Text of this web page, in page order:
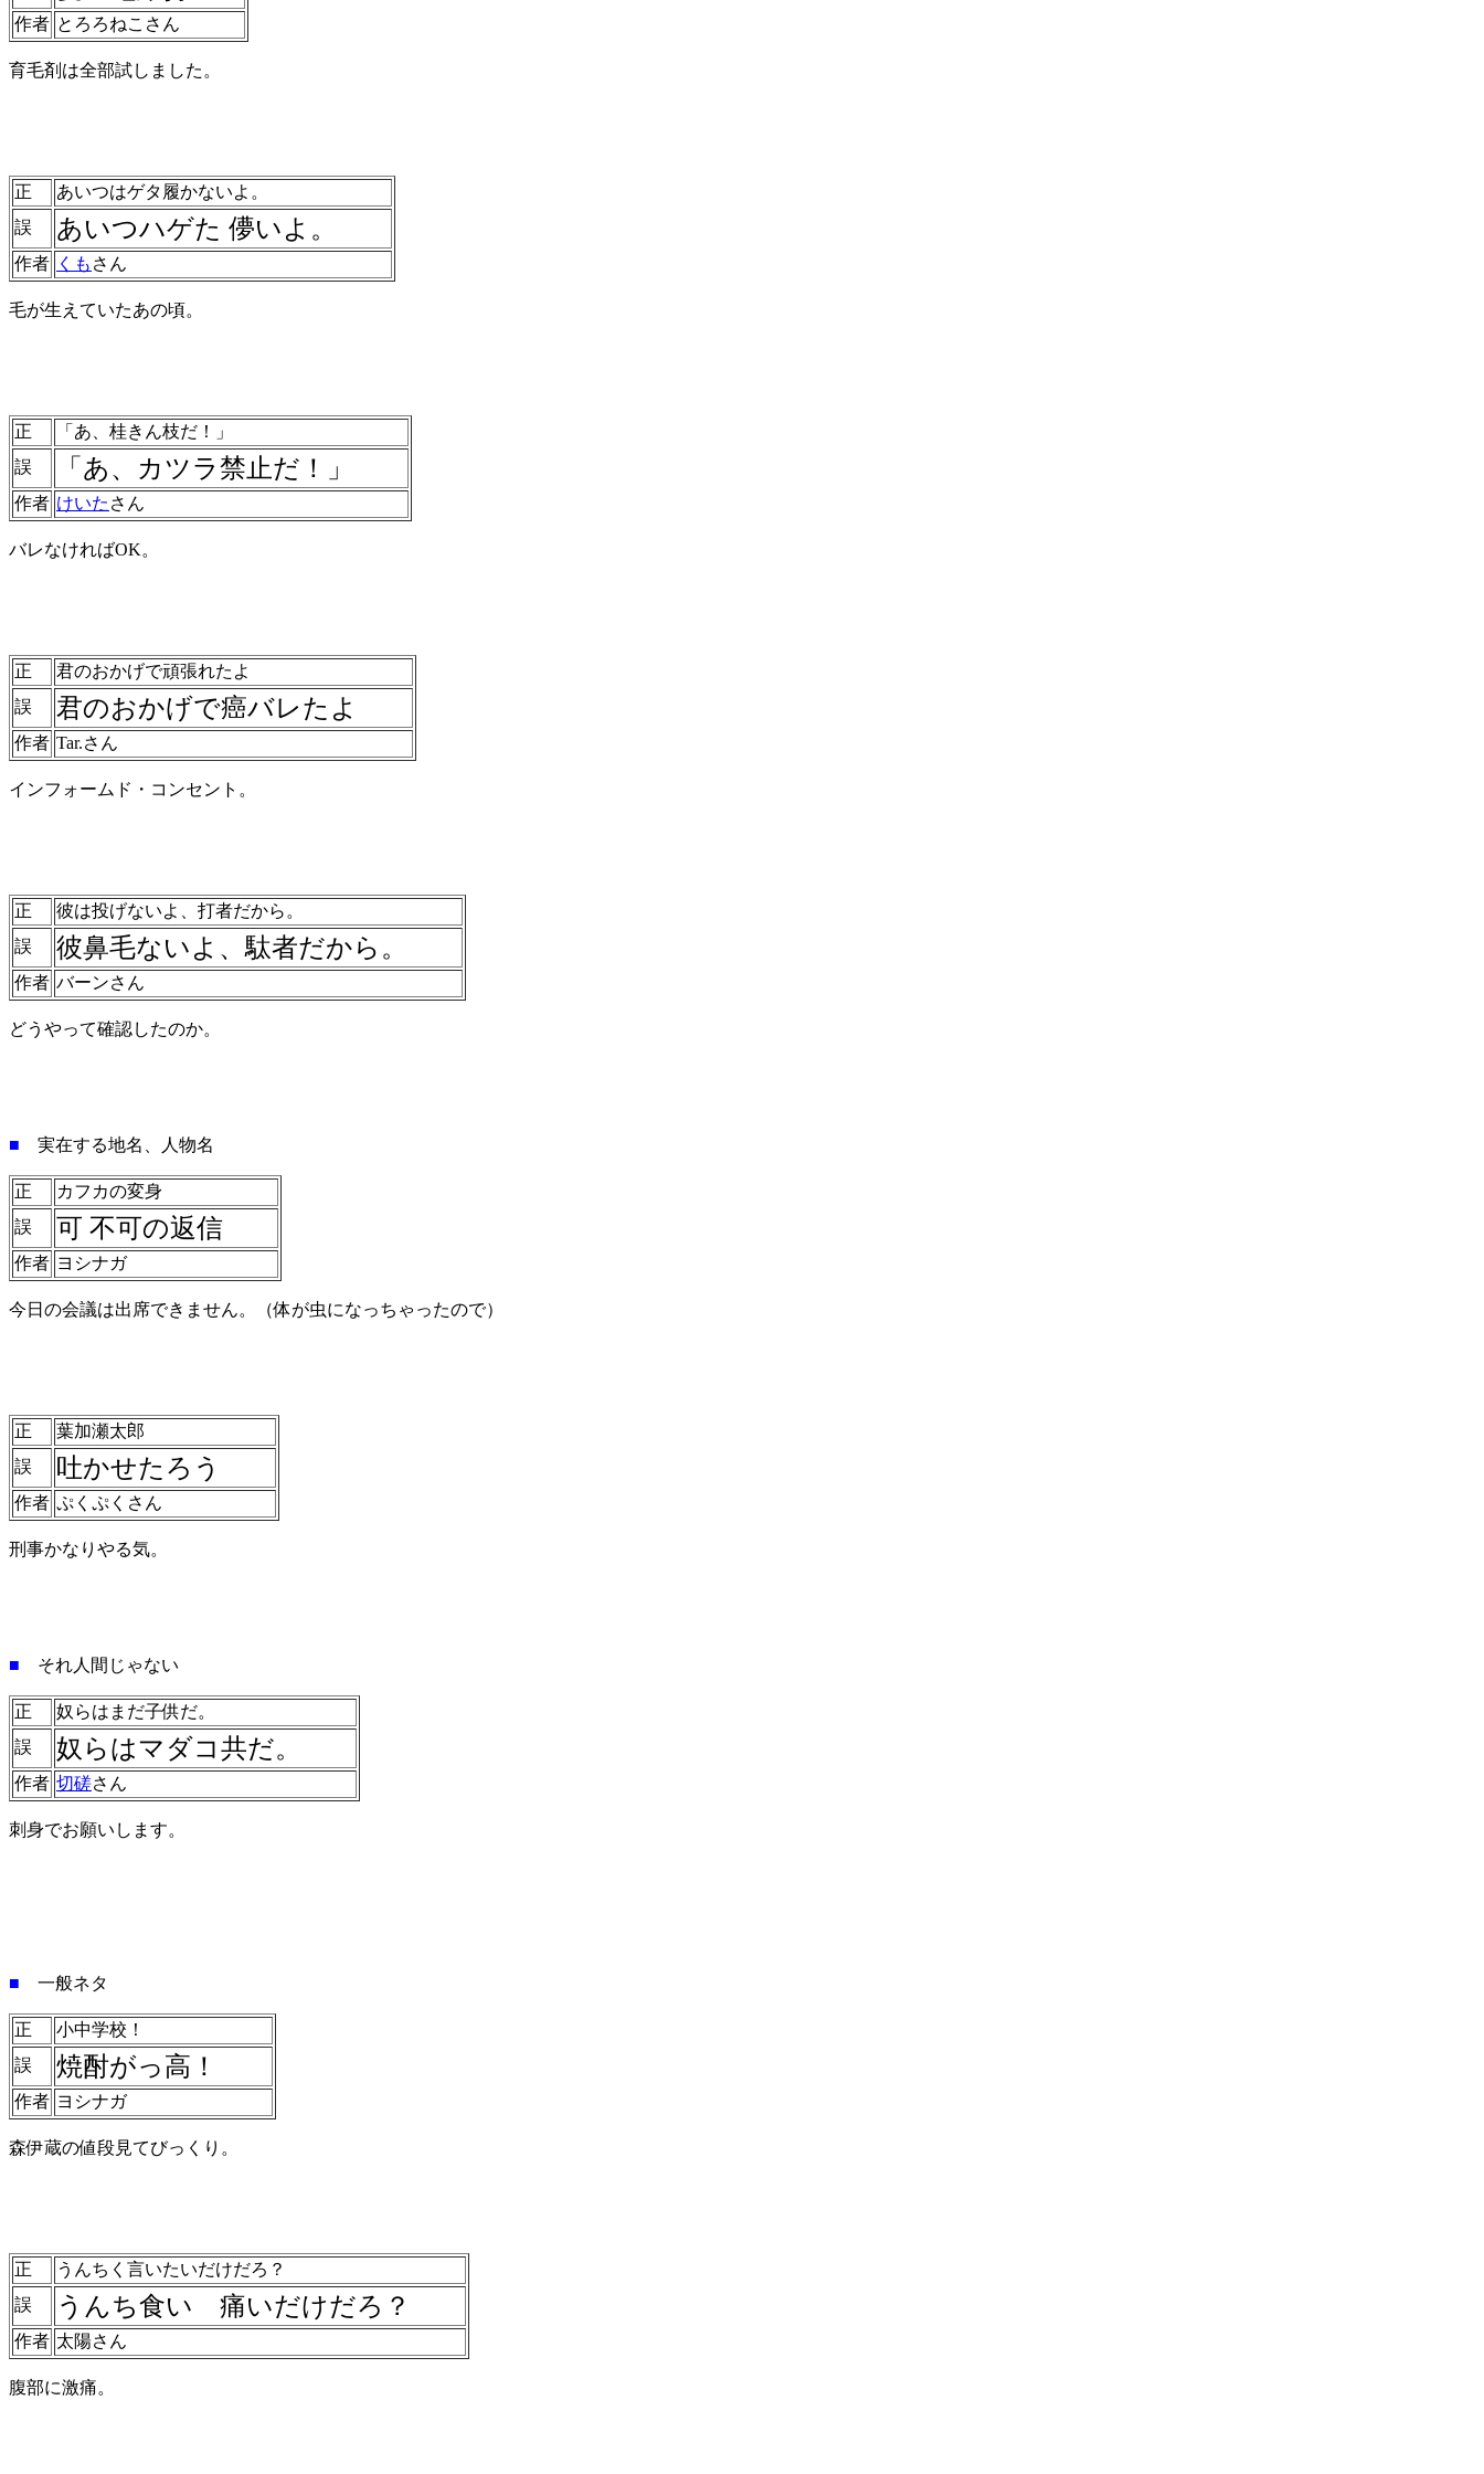
作者 とろろねこさん
育毛剤は全部試しました。
正
あいつはゲタ履かないよ。
誤
あいつハゲた 儚いよ 。
作者 くも さん
毛が生えていたあの頃。
正
「あ、桂きん枝だ！」
誤
「あ、カツラ禁止だ！」
作者 けいた さん
バレなければOK。
正
君のおかげで頑張れたよ
誤
君のおかげで癌バレたよ
作者 Tar.さん
インフォームド・コンセント。
正
彼は投げないよ、打者だから。
誤
彼鼻毛ないよ、駄者だから。
作者 バーンさん
どうやって確認したのか。
■ 実在する地名、人物名
正
カフカの変身
誤
可 不可の返信
作者 ヨシナガ
今日の会議は出席できません。（体が虫になっちゃったので）
正
葉加瀬太郎
誤
吐かせたろう
作者 ぷくぷくさん
刑事かなりやる気。
■ それ人間じゃない
正
奴らはまだ子供だ。
誤
奴らはマダコ共だ。
作者 切磋さん
刺身でお願いします。
■ 一般ネタ
正
小中学校！
誤
焼酎がっ高！
作者 ヨシナガ
森伊蔵の値段見てびっくり。
正
うんちく言いたいだけだろ？
誤
うんち食い 痛いだけだろ？
作者 太陽さん
腹部に激痛。